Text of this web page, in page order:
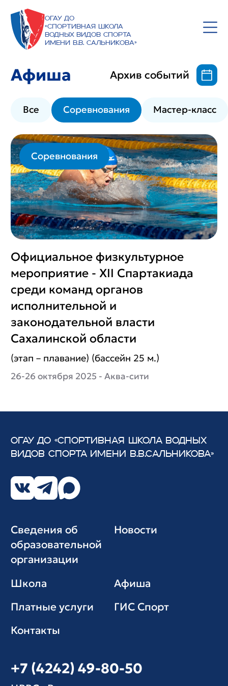
ОГАУ ДО
«Спортивная школа
водных видов спорта
имени В.В. Сальникова»
Афиша Архив событий
Все Соревнования Мастер-класс
Соревнования
Официальное физкультурное
мероприятие - XII Спартакиада
среди команд органов
исполнительной и
законодательной власти
Сахалинской области
(этап – плавание) (бассейн 25 м.)
26-26 октября 2025 - Аква-сити
ОГАУ ДО «СПОРТИВНАЯ ШКОЛА ВОДНЫХ
ВИДОВ СПОРТА ИМЕНИ В.В.САЛЬНИКОВА»
Сведения об
образовательной
организации
Новости
Школа
Афиша
Платные услуги
ГИС Cпорт
Контакты
+7 (4242) 49-80-50